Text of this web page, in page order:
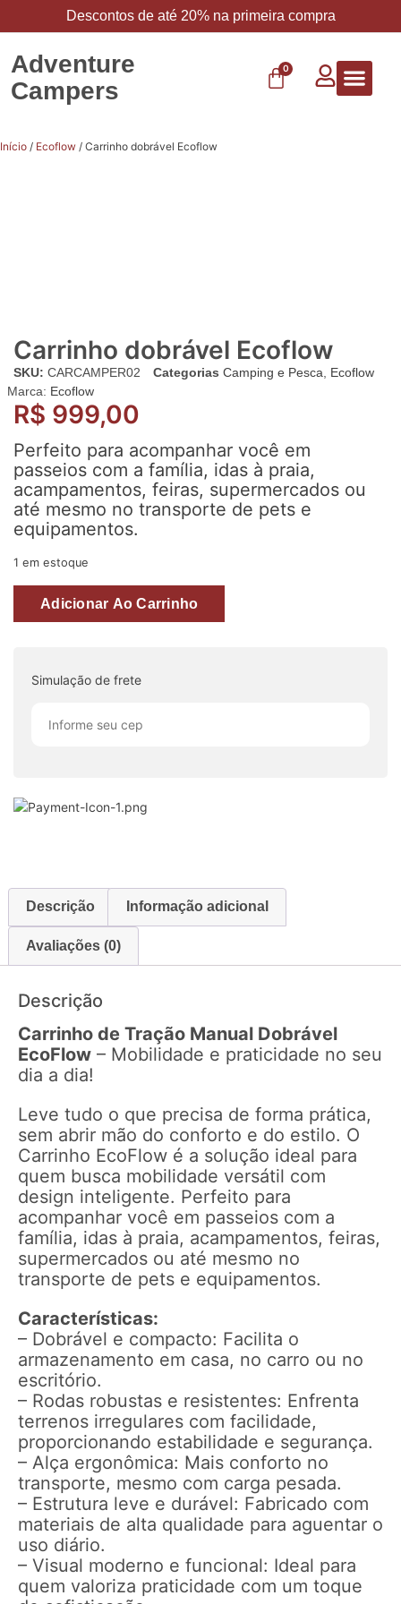
Descontos de até 20% na primeira compra
Adventure
Campers
0
Início / Ecoflow / Carrinho dobrável Ecoflow
Carrinho dobrável Ecoflow
SKU: CARCAMPER02 Categorias Camping e Pesca
Ecoflow
Marca: Ecoflow
R$ 999,00
Perfeito para acompanhar você em
passeios com a família, idas à praia,
acampamentos, feiras, supermercados ou
até mesmo no transporte de pets e
equipamentos.
1 em estoque
Adicionar Ao Carrinho
Simulação de frete
Descrição Informação adicional
Avaliações (0)
Descrição
Carrinho de Tração Manual Dobrável
EcoFlow – Mobilidade e praticidade no seu
dia a dia!
Leve tudo o que precisa de forma prática,
sem abrir mão do conforto e do estilo. O
Carrinho EcoFlow é a solução ideal para
quem busca mobilidade versátil com
design inteligente. Perfeito para
acompanhar você em passeios com a
família, idas à praia, acampamentos, feiras,
supermercados ou até mesmo no
transporte de pets e equipamentos.
Características:
– Dobrável e compacto: Facilita o
armazenamento em casa, no carro ou no
escritório.
– Rodas robustas e resistentes: Enfrenta
terrenos irregulares com facilidade,
proporcionando estabilidade e segurança.
– Alça ergonômica: Mais conforto no
transporte, mesmo com carga pesada.
– Estrutura leve e durável: Fabricado com
materiais de alta qualidade para aguentar o
uso diário.
– Visual moderno e funcional: Ideal para
quem valoriza praticidade com um toque